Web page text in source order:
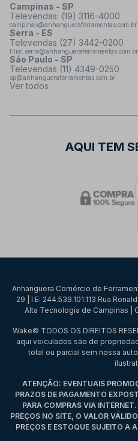
Campinas - SP
Televendas: (19) 3116-4000
campinas@anhangueraferramentas.com.br
Serra - ES
Televendas (27) 3442-0200
filial.serra@anhangueraferramentas.com.br
São Paulo - SP
Televendas (11) 4349-0250
sp@anhangueraferramentas.com.br
Ver todos
AQUI TEM
Anhanguera Comércio de
29 | I.E: 244.539.101.113 Rua
Alta Tecnologia de Campinas |
Wake© TODOS OS DIREITOS
aqui veiculados são de
total ou parcial sem nossa
ATENÇÃO: EVENTUAIS
PRAZOS DE PAGAMENTO
PARA COMPRAS VIA
PREÇOS NO SITE, O VALOR
PREÇOS E ESTOQUE SUJEITO A